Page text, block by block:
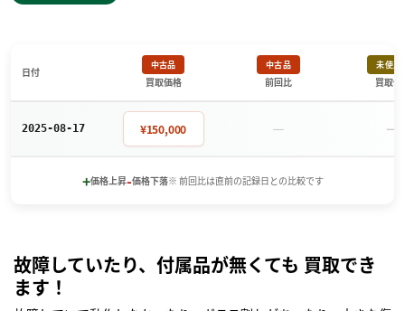
日付
中古品
買取価格
中古品
前回比
未使用
買取価
2025-08-17 ¥150,000 － －
+価格上昇-価格下落※ 前回比は直前の記録日との比較です
故障していたり、付属品が無くても 買取でき
ます！